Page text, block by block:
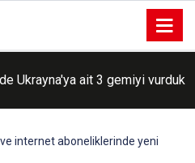
Ukrayna'ya ait 3 gemiyi vurduk
internet aboneliklerinde yeni